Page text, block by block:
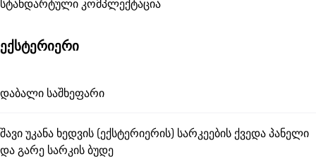
ექსტერიერი
დაბალი საშხეფარი
შავი უკანა ხედვის (ექსტერიერის) სარკეების ქვედა პანელი
და გარე სარკის ბუდე